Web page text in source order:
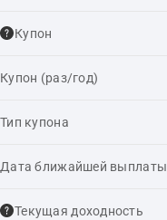
Купон
Купон (раз/год)
Тип купона
Дата ближайшей выплаты
Текущая доходность